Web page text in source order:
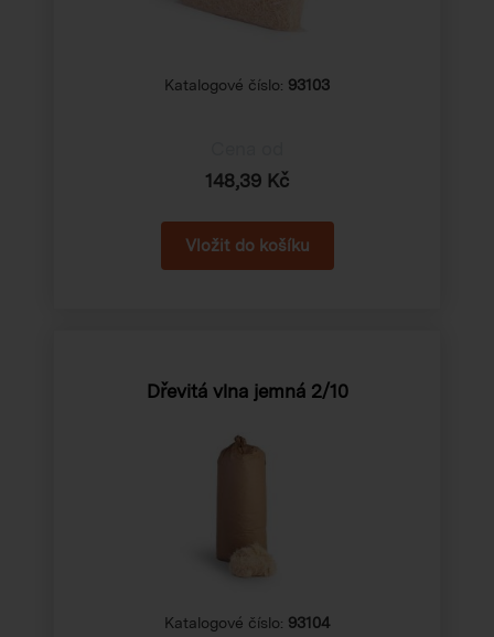
Katalogové číslo: 93103
148,39 Kč
Dřevitá vlna jemná 2/10
Katalogové číslo: 93104